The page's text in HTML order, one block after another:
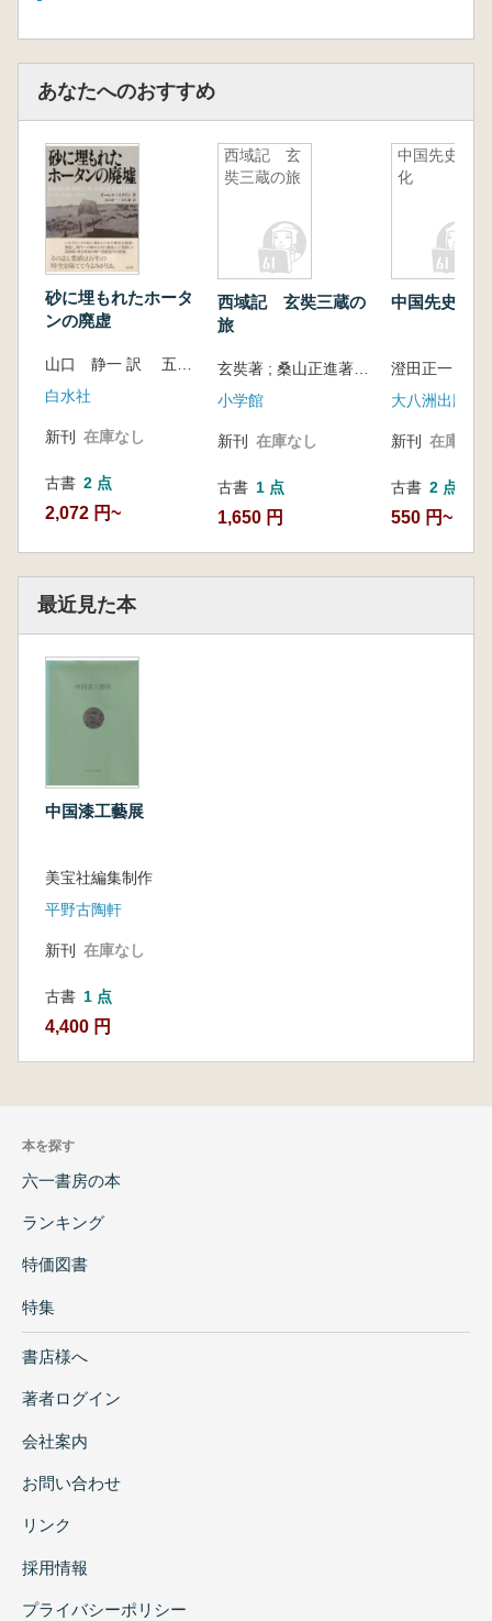
あなたへのおすすめ
砂に埋もれたホータ
ンの廃虚
山口 静一 訳 五代 徹 訳
白水社
新刊 在庫なし
古書 2 点
2,072 円~
西域記 玄
奘三蔵の旅
西域記 玄奘三蔵の
旅
小学館
新刊 在庫なし
古書 1 点
1,650 円
中国先史文
化
中国先史文化
澄田正一 著
大八洲出版
新刊 在庫なし
古書 2 点
550 円~
最近見た本
中国漆工藝展
美宝社編集制作
平野古陶軒
新刊 在庫なし
古書 1 点
4,400 円
本を探す
六一書房の本
ランキング
特価図書
特集
書店様へ
著者ログイン
会社案内
お問い合わせ
リンク
採用情報
プライバシーポリシー